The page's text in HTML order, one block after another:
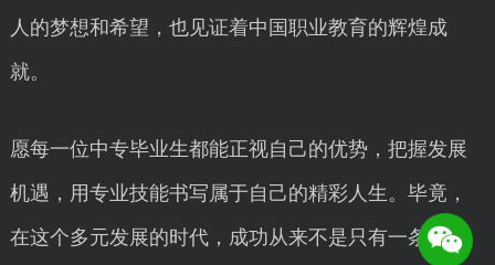
人的梦想和希望，也见证着中国职业教育的辉煌成
就。
愿每一位中专毕业生都能正视自己的优势，把握发展
机遇，用专业技能书写属于自己的精彩人生。毕竟，
在这个多元发展的时代，成功从来不是只有一条路，